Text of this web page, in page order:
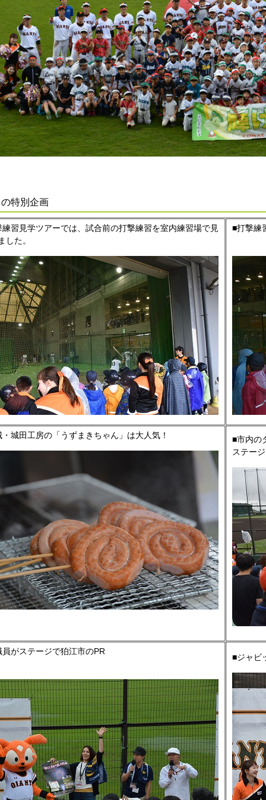
特別企画
練習見学ツアーでは、試合前の打撃練習を室内練習場で見
した。
■打撃練
・城田工房の「うずまきちゃん」は大人気！
■市内の
ステー
員がステージで狛江市のPR
■ジャビ